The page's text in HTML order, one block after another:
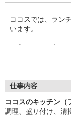
ココスでは、ラン
います。
シフトは柔軟に対
安心してスタート
仕事内容
ココスのキッチン（
調理、盛り付け、清